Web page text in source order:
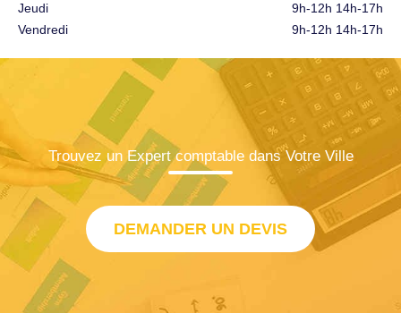
Jeudi
Vendredi
9h-12h 14h-17h
9h-12h 14h-17h
Trouvez un Expert comptable dans Votre Ville
DEMANDER UN DEVIS